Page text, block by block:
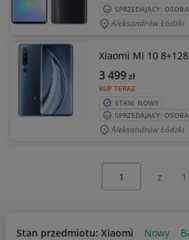
SPRZEDAJĄCY:
Aleksandrów Łódzki
Xiaomi Mi 10
KUP TERAZ
3 499zł
STAN: NOWY
SPRZEDAJĄCY:
Aleksandrów Łódzki
z 1
Stan przedmiotu: Xiaomi Nowy